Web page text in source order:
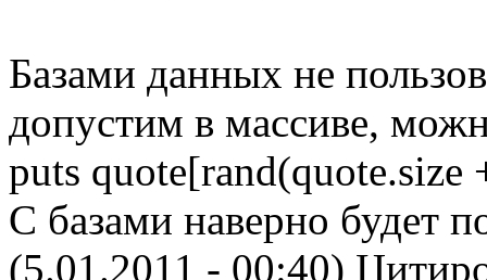
Базами данных не
допустим в массиве,
puts quote[rand(quote.size
С базами наверно будет
(5.01.2011 - 00:40)